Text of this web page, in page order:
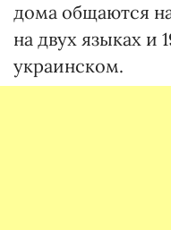
дома общаются
на двух языках и
украинском.